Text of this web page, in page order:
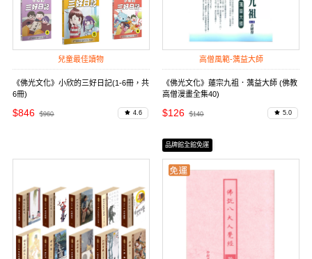
兒童最佳讀物
《佛光文化》小欣的三好日記(1-6冊，共
6冊)
$846 $960 4.6
高僧風範-蕅益大師
《佛光文化》蓮宗九祖．蕅益大師 (佛教
高僧漫畫全集40)
$126 $140 5.0
品牌館全館免運